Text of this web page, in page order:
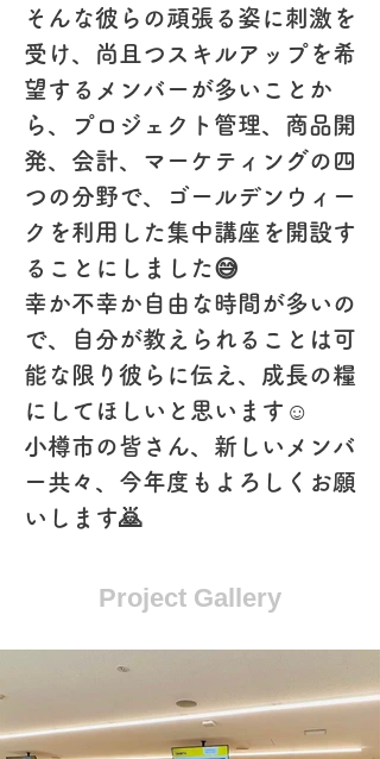
そんな彼らの頑張る姿に刺激を
受け、尚且つスキルアップを希
望するメンバーが多いことか
ら、プロジェクト管理、商品開
発、会計、マーケティングの四
つの分野で、ゴールデンウィー
クを利用した集中講座を開設す
ることにしました😅
幸か不幸か自由な時間が多いの
で、自分が教えられることは可
能な限り彼らに伝え、成長の糧
にしてほしいと思います☺️
小樽市の皆さん、新しいメンバ
ー共々、今年度もよろしくお願
いします🙇
Project Gallery